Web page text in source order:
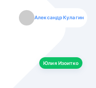
Александр Кулагин
Юлия Изоитко
Даниил Макаров
Екатерина Лазаренко
Борис Кашко
Юлия Изоитко